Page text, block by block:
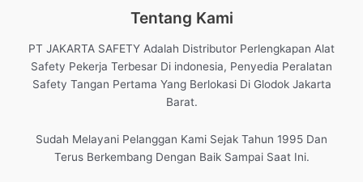
Tentang Kami
PT JAKARTA SAFETY Adalah Distributor Perlengkapan Alat
Safety Pekerja Terbesar Di indonesia, Penyedia Peralatan
Safety Tangan Pertama Yang Berlokasi Di Glodok Jakarta
Barat.
Sudah Melayani Pelanggan Kami Sejak Tahun 1995 Dan
Terus Berkembang Dengan Baik Sampai Saat Ini.